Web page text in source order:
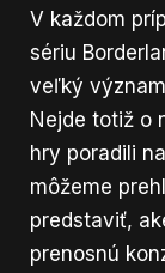
V každom
sériu
veľký
Nejde totiž o
hry poradili
môžeme
predstaviť,
prenosnú